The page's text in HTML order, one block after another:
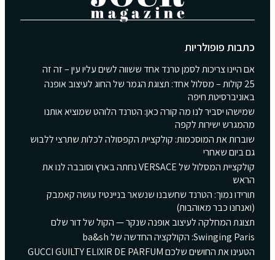
כתבות פופולריות
אם היינו צריכות לסמן טרנד אחד ששווה לשים עליו עין – זה זה
25 קולות – מסלול אחד: תצוגת הגמר של החוג לעיצוב אופנה
באוניברסיטת חיפה
שמישהו יסביר לנו מה קורה כאן: הטרנד הלוהט שמוציא אותנו
מהמגרש ישירות לקפה
שוברות את המוסכמות: קולקציית הקפסולה לכלות שתרצי ללבוש
גם ביום שאחרי
קולקציית המסלול של VERSACE נחתה בארץ וסובבה לנו את
הראש
תורידו נמוך: הטרנד שחשבנו שנשאר בניינטיז עושה קאמבק
(ואנחנו כבר מאוהבות)
תצוגת המחלקה לעיצוב אופנה שנקר — הקול של דור שלם
Swinging Paris: הקולקציה החדשה של ba&sh
הטעינו את החושים שלכם GUCCI GUILTY ELIXIR DE PARFUM